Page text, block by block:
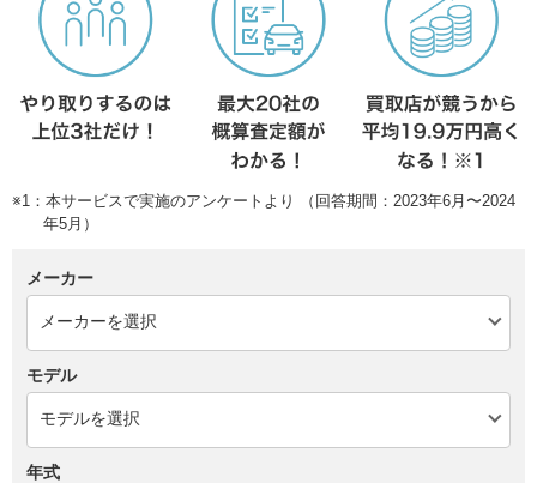
※1：本サービスで実施のアンケートより （回答期間：2023年6月〜2024
年5月）
メーカー
モデル
年式